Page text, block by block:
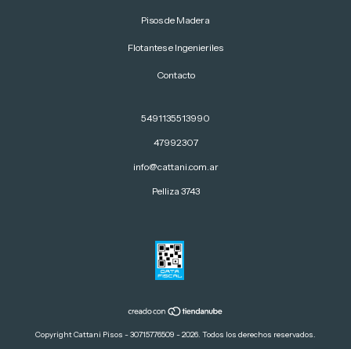
Pisos de Madera
Flotantes e Ingenieriles
Contacto
5491135513990
47992307
info@cattani.com.ar
Pelliza 3743
Copyright Cattani Pisos - 30715776509 - 2026. Todos los derechos reservados.